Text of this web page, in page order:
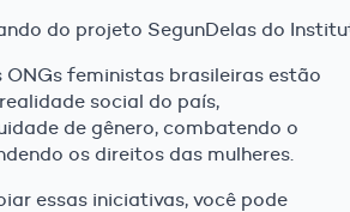
do projeto SegunDelas do
ONGs feministas brasileiras estão
social do país,
de gênero, combatendo o
os direitos das mulheres.
essas iniciativas, você pode